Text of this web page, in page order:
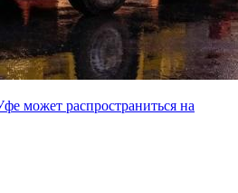
может распространиться на